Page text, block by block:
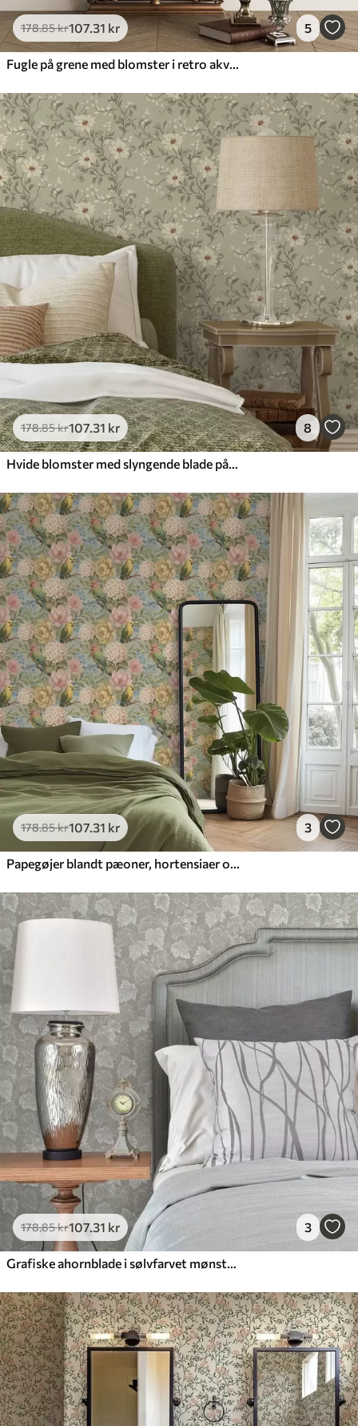
178.85kr107.31 kr 5
Fugle på grene med blomster i retro akvarel-stil
178.85kr107.31 kr 8
Hvide blomster med slyngende blade på lys baggrund
178.85kr107.31 kr 3
Papegøjer blandt pæoner, hortensiaer og magnolier
178.85kr107.31 kr 3
Grafiske ahornblade i sølvfarvet mønster på grå baggrund